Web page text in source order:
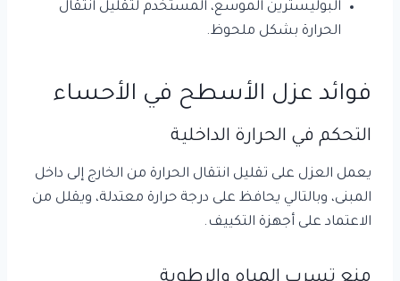
البوليسترين الموسع، المستخدم لتقليل انتقال
الحرارة بشكل ملحوظ.
فوائد عزل الأسطح في الأحساء
التحكم في الحرارة الداخلية
يعمل العزل على تقليل انتقال الحرارة من الخارج إلى داخل
المبنى، وبالتالي يحافظ على درجة حرارة معتدلة، ويقلل من
الاعتماد على أجهزة التكييف.